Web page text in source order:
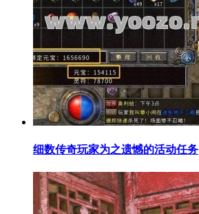
细数传奇玩家为之遗憾的活动任务